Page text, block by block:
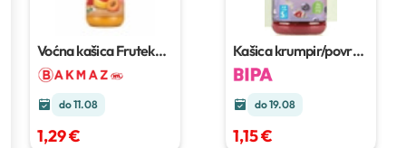
Voćna kašica Frutek
190 g
do 11.08
1,29 €
Kašica krumpir/povrće
190 g
do 19.08
1,15 €